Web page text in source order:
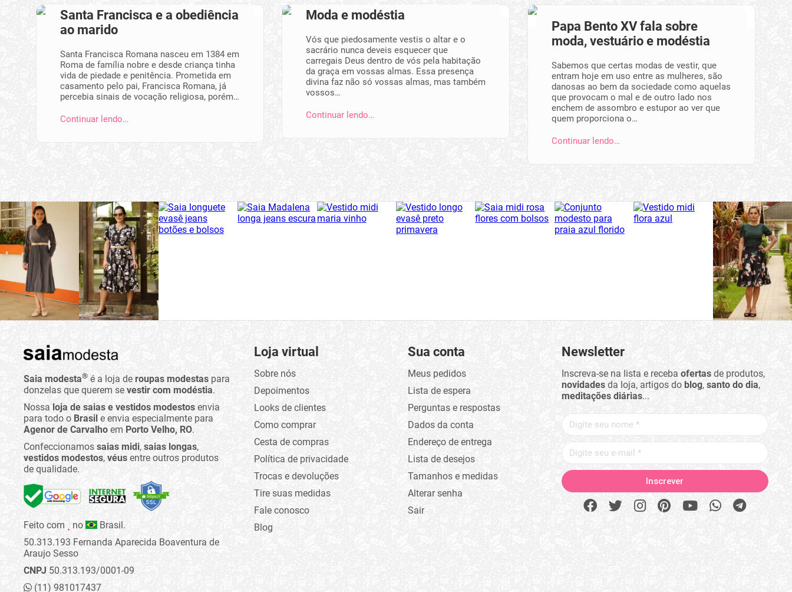
Santa Francisca e a obediência
ao marido
Santa Francisca Romana nasceu em 1384 em
Roma de família nobre e desde criança tinha
vida de piedade e penitência. Prometida em
casamento pelo pai, Francisca Romana, já
percebia sinais de vocação religiosa, porém…
Continuar lendo…
Moda e modéstia
Vós que piedosamente vestis o altar e o
sacrário nunca deveis esquecer que
carregais Deus dentro de vós pela habitação
da graça em vossas almas. Essa presença
divina faz não só vossas almas, mas também
vossos…
Continuar lendo…
Papa Bento XV fala sobre
moda, vestuário e modéstia
Sabemos que certas modas de vestir, que
entram hoje em uso entre as mulheres, são
danosas ao bem da sociedade como aquelas
que provocam o mal e de outro lado nos
enchem de assombro e estupor ao ver que
quem proporciona o…
Continuar lendo…
Saia modesta® é a loja de roupas modestas para
donzelas que querem se vestir com modéstia.
Nossa loja de saias e vestidos modestos envia
para todo o Brasil e envia especialmente para
Agenor de Carvalho em Porto Velho, RO.
Confeccionamos saias midi, saias longas,
vestidos modestos, véus entre outros produtos
de qualidade.
Feito com no
Brasil.
50.313.193 Fernanda Aparecida Boaventura de
Araujo Sesso
CNPJ 50.313.193/0001-09
(11) 981017437
Loja virtual
Sobre nós
Depoimentos
Looks de clientes
Como comprar
Cesta de compras
Política de privacidade
Trocas e devoluções
Tire suas medidas
Fale conosco
Blog
Sua conta
Meus pedidos
Lista de espera
Perguntas e respostas
Dados da conta
Endereço de entrega
Lista de desejos
Tamanhos e medidas
Alterar senha
Sair
Newsletter
Inscreva-se na lista e receba ofertasde produtos,
novidadesda loja, artigos do blog, santo do dia,
meditações diárias...